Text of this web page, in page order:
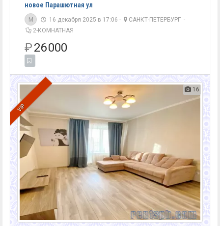
новое Парашютная ул
M 16 декабря 2025 в 17:06 - САНКТ-ПЕТЕРБУРГ -
2-КОМНАТНАЯ
₽26 000
VIP
16